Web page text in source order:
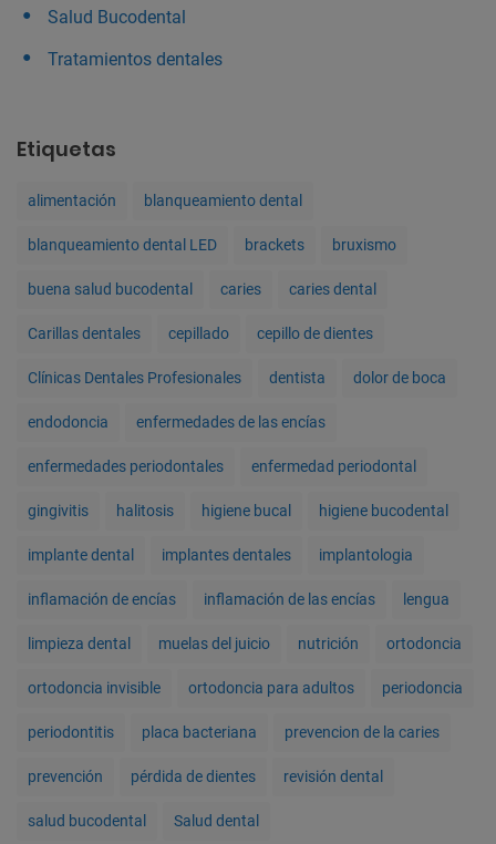
Salud Bucodental
Tratamientos dentales
Etiquetas
alimentación blanqueamiento dental
blanqueamiento dental LED brackets bruxismo
buena salud bucodental caries caries dental
Carillas dentales cepillado cepillo de dientes
Clínicas Dentales Profesionales dentista dolor de boca
endodoncia enfermedades de las encías
enfermedades periodontales enfermedad periodontal
gingivitis halitosis higiene bucal higiene bucodental
implante dental implantes dentales implantologia
inflamación de encías inflamación de las encías lengua
limpieza dental muelas del juicio nutrición ortodoncia
ortodoncia invisible ortodoncia para adultos periodoncia
periodontitis placa bacteriana prevencion de la caries
prevención pérdida de dientes revisión dental
salud bucodental Salud dental